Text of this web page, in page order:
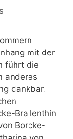
mit der
führt die
anderes
dankbar.
Brallenthin
Borcke-